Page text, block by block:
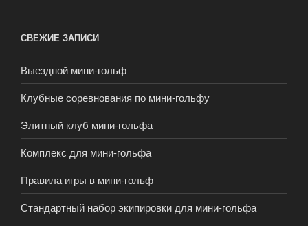
СВЕЖИЕ ЗАПИСИ
Выездной мини-гольф
Клубные соревнования по мини-гольфу
Элитный клуб мини-гольфа
Комплекс для мини-гольфа
Правила игры в мини-гольф
Стандартный набор экипировки для мини-гольфа